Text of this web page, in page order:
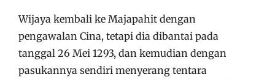
Wijaya kembali ke Majapahit dengan
pengawalan Cina, tetapi dia dibantai pada
tanggal 26 Mei 1293, dan kemudian dengan
pasukannya sendiri menyerang tentara